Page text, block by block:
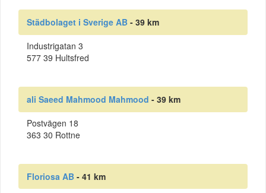
Städbolaget i Sverige AB - 39 km
Industrigatan 3
577 39 Hultsfred
ali Saeed Mahmood Mahmood - 39 km
Postvägen 18
363 30 Rottne
Floriosa AB - 41 km